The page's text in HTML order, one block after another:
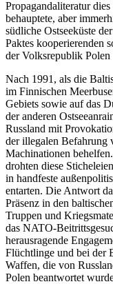
Propagandaliteratur
behauptete, aber
südliche Ostseeküste
Paktes kooperierenden
der Volksrepublik
Nach 1991, als die
im Finnischen
Gebiets sowie auf das
der anderen
Russland mit
der illegalen Befahrung
Machinationen
drohten diese
in handfeste
entarten. Die Antwort
Präsenz in den
Truppen und
das NATO-
herausragende
Flüchtlinge und bei der
Waffen, die von
Polen beantwortet